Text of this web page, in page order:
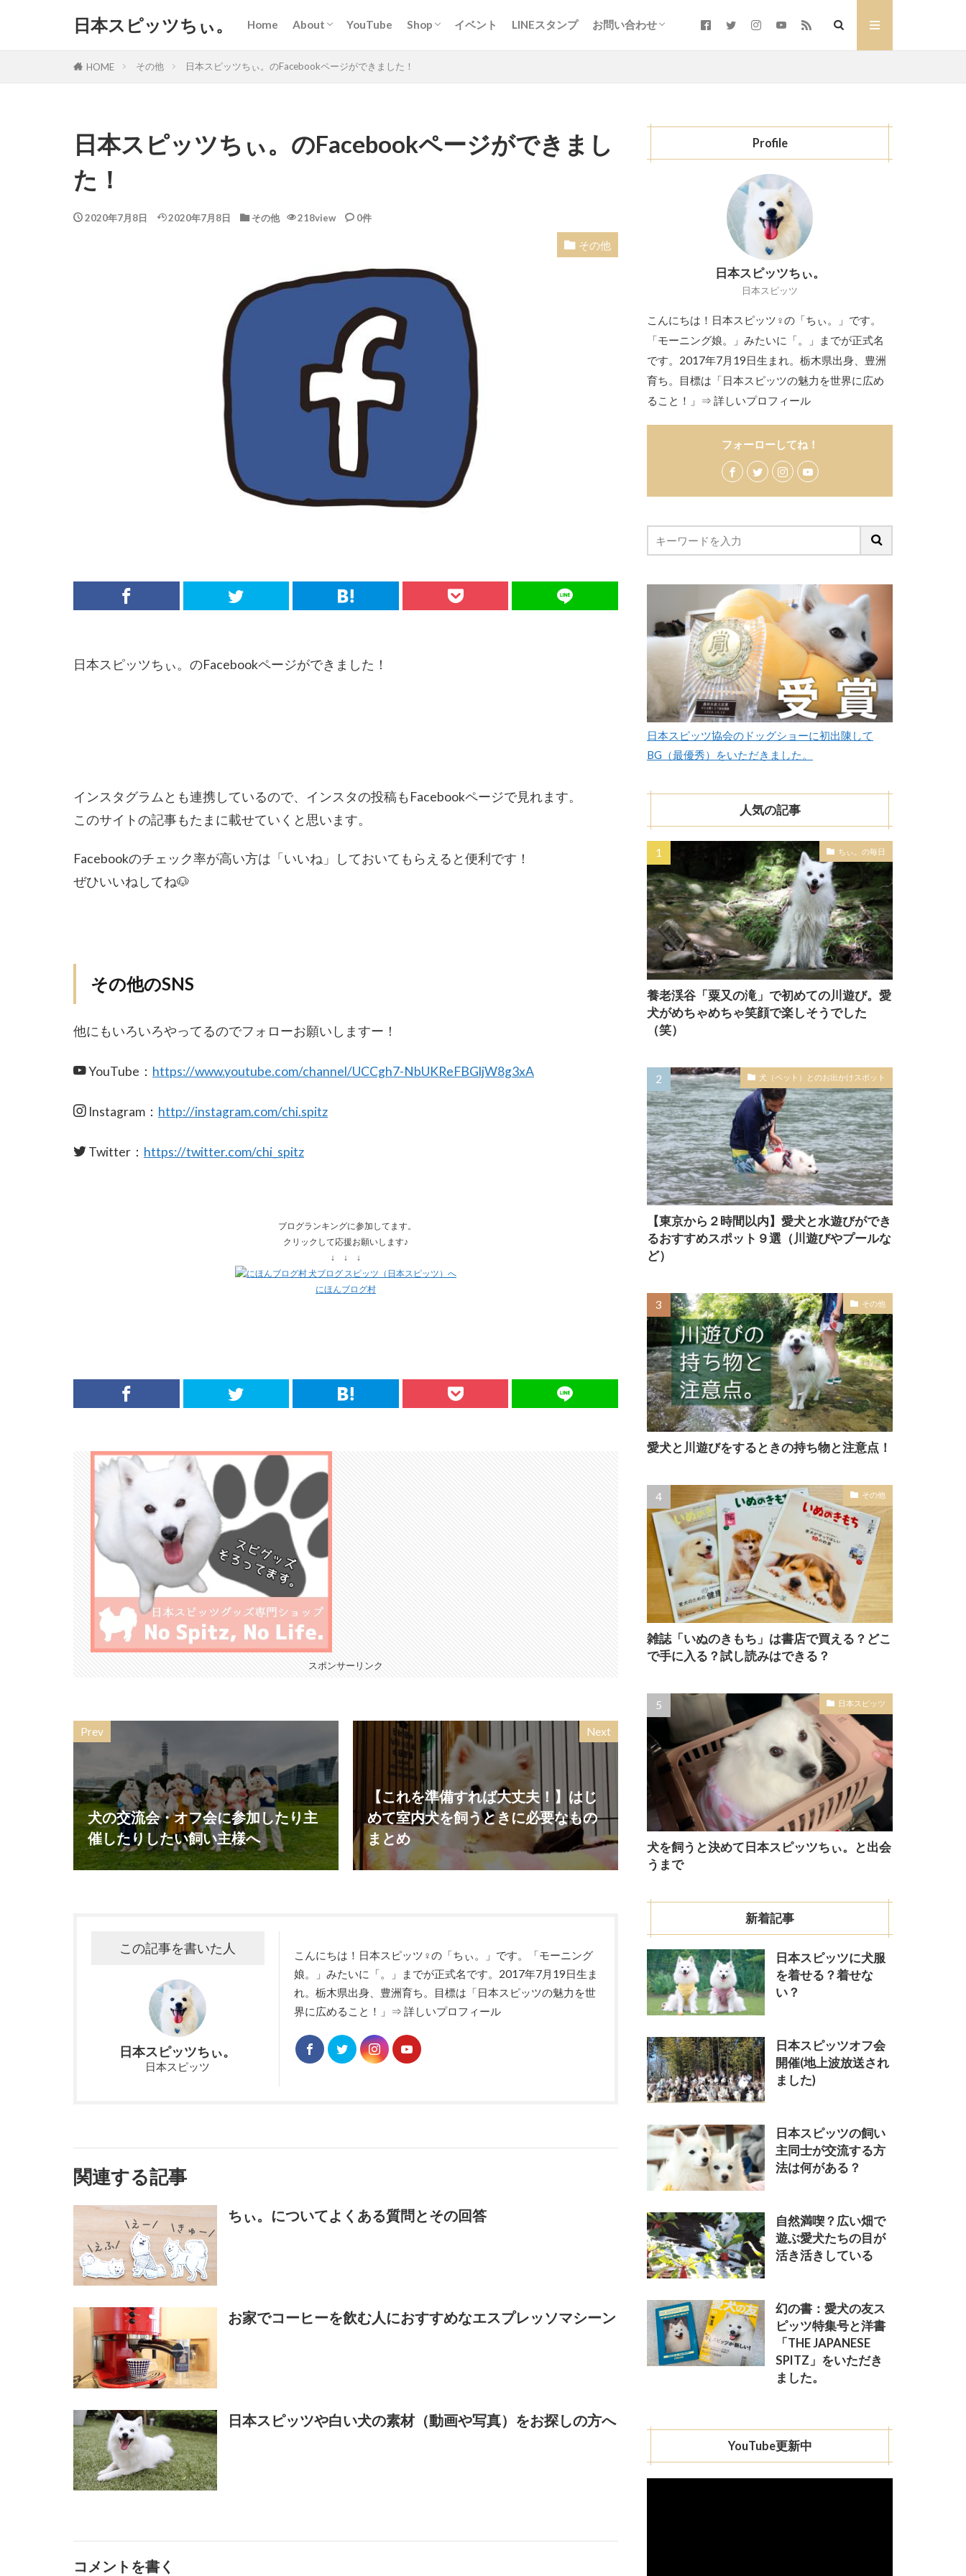
日本スピッツちぃ。 Home About YouTube Shop イベント LINEスタンプ お問い合わせ
HOME その他 日本スピッツちぃ。のFacebookページができました！
日本スピッツちぃ。のFacebookページができまし
た！
2020年7月8日 2020年7月8日 その他 218view 0件
その他
日本スピッツちぃ。のFacebookページができました！
インスタグラムとも連携しているので、インスタの投稿もFacebookページで見れます。
このサイトの記事もたまに載せていくと思います。
Facebookのチェック率が高い方は「いいね」しておいてもらえると便利です！
ぜひいいねしてね🐶
その他のSNS
他にもいろいろやってるのでフォローお願いしますー！
YouTube： https://www.youtube.com/channel/UCCgh7-NbUKReFBGljW8g3xA
Instagram： http://instagram.com/chi.spitz
Twitter： https://twitter.com/chi_spitz
ブログランキングに参加してます。
クリックして応援お願いします♪
↓ ↓ ↓
にほんブログ村
スポンサーリンク
Prev
犬の交流会・オフ会に参加したり主
催したりしたい飼い主様へ
Next
【これを準備すれば大丈夫！】はじ
めて室内犬を飼うときに必要なもの
まとめ
この記事を書いた人
日本スピッツちぃ。
日本スピッツ
こんにちは！日本スピッツ♀の「ちぃ。」です。「モーニング
娘。」みたいに「。」までが正式名です。2017年7月19日生ま
れ。栃木県出身、豊洲育ち。目標は「日本スピッツの魅力を世
界に広めること！」
⇒ 詳しいプロフィール
関連する記事
ちぃ。についてよくある質問とその回答
お家でコーヒーを飲む人におすすめなエスプレッソマシーン
日本スピッツや白い犬の素材（動画や写真）をお探しの方へ
コメントを書く
Profile
日本スピッツちぃ。
日本スピッツ
こんにちは！日本スピッツ♀の「ちぃ。」です。
「モーニング娘。」みたいに「。」までが正式名
です。2017年7月19日生まれ。栃木県出身、豊洲
育ち。目標は「日本スピッツの魅力を世界に広め
ること！」
⇒ 詳しいプロフィール
フォーローしてね！
日本スピッツ協会のドッグショーに初出陳して
BG（最優秀）をいただきました。
人気の記事
ちぃ。の毎日
養老渓谷「粟又の滝」で初めての川遊び。愛
犬がめちゃめちゃ笑顔で楽しそうでした
（笑）
犬（ペット）とのお出かけスポット
【東京から２時間以内】愛犬と水遊びができ
るおすすめスポット９選（川遊びやプールな
ど）
その他
愛犬と川遊びをするときの持ち物と注意点！
その他
雑誌「いぬのきもち」は書店で買える？どこ
で手に入る？試し読みはできる？
日本スピッツ
犬を飼うと決めて日本スピッツちぃ。と出会
うまで
新着記事
日本スピッツに犬服
を着せる？着せな
い？
日本スピッツオフ会
開催(地上波放送され
ました)
日本スピッツの飼い
主同士が交流する方
法は何がある？
自然満喫？広い畑で
遊ぶ愛犬たちの目が
活き活きしている
幻の書：愛犬の友ス
ピッツ特集号と洋書
「THE JAPANESE
SPITZ」をいただき
ました。
YouTube更新中